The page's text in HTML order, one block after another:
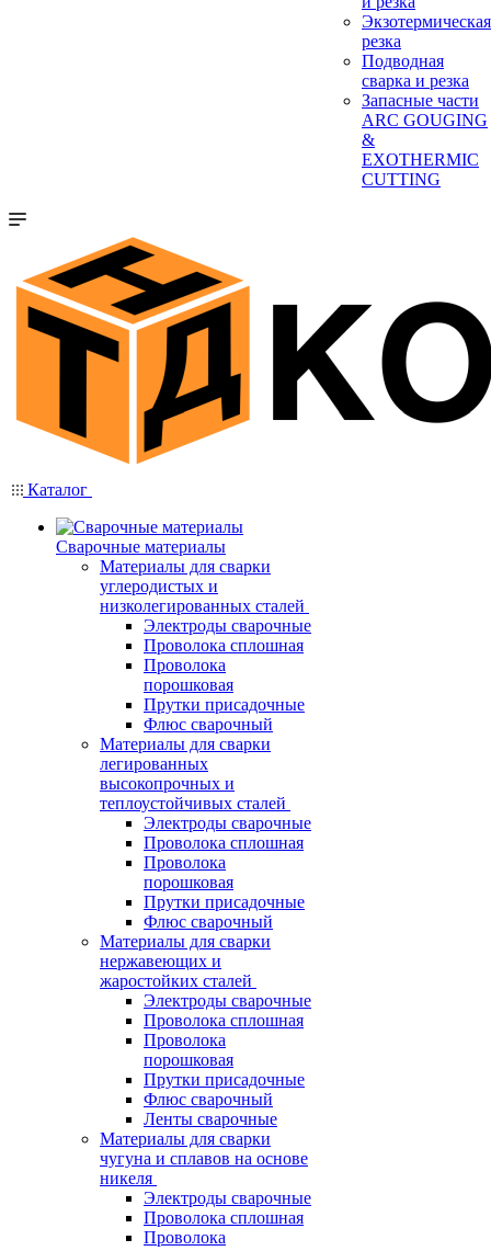
Экзотермическая
резка
Подводная
сварка и резка
Запасные части
ARC GOUGING
&
EXOTHERMIC
CUTTING
Каталог
Сварочные материалы
Материалы для сварки
углеродистых и
низколегированных сталей
Электроды сварочные
Проволока сплошная
Проволока
порошковая
Прутки присадочные
Флюс сварочный
Материалы для сварки
легированных
высокопрочных и
теплоустойчивых сталей
Электроды сварочные
Проволока сплошная
Проволока
порошковая
Прутки присадочные
Флюс сварочный
Материалы для сварки
нержавеющих и
жаростойких сталей
Электроды сварочные
Проволока сплошная
Проволока
порошковая
Прутки присадочные
Флюс сварочный
Ленты сварочные
Материалы для сварки
чугуна и сплавов на основе
никеля
Электроды сварочные
Проволока сплошная
Проволока